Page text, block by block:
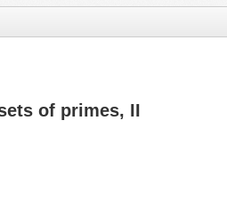
of primes, II